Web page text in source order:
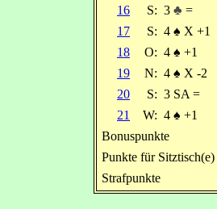
16
S: 3 ♣ =
17
S: 4 ♠ X +1
18
O: 4 ♠ +1
19
N: 4 ♠ X -2
20
S: 3 SA =
21
W: 4 ♠ +1
Bonuspunkte
Punkte für Sitztisch(e)
Strafpunkte